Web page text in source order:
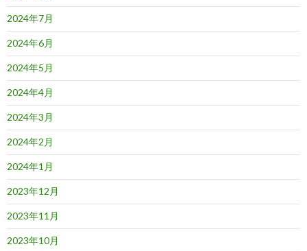
2024年7月
2024年6月
2024年5月
2024年4月
2024年3月
2024年2月
2024年1月
2023年12月
2023年11月
2023年10月